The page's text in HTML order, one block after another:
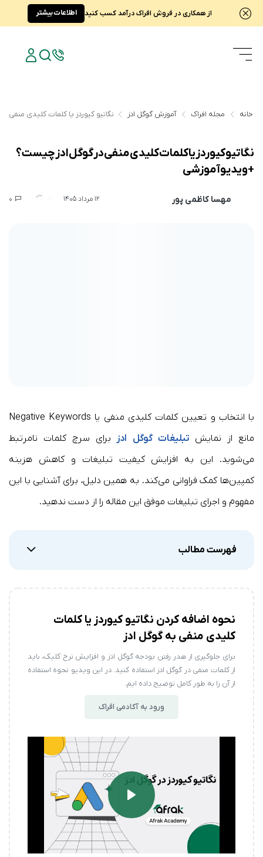
از همکاری در فروش افراک درآمد کسب کنید اطلاعات بیشتر
خانه مجله افراک آموزش گوگل ادز نگاتیو کیوردز یا کلمات کلیدی
نگاتیو کیوردز یا کلمات کلیدی منفی در گوگل ادز چیست؟
+ویدیو آموزشی
مهسا کاظمی پور 12 مرداد 1405
با انتخاب و تعیین کلمات کلیدی منفی یا Negative Keywords
مانع از نمایش تبلیغات گوگل ادز
برای سرچ کلمات نامرتبط
می‌شوید. این به افزایش کیفیت تبلیغات و کاهش هزینه
کمپین‌ها کمک فراوانی می‌کند. به همین دلیل، برای آشنایی با این
مفهوم و اجرای تبلیغات موفق این مقاله را از دست ندهید.
فهرست مطالب
نحوه اضافه کردن نگاتیو کیوردز یا کلمات
کلیدی منفی به گوگل ادز
برای جلوگیری از هدر رفتن بودجه گوگل ادز و افزایش نرخ کلیک، باید
از کلمات منفی در گوگل ادز استفاده کنید. در این ویدیو نحوه استفاده
از آن را به طور کامل توضیح داده ایم.
ورود به آکادمی افراک
Play